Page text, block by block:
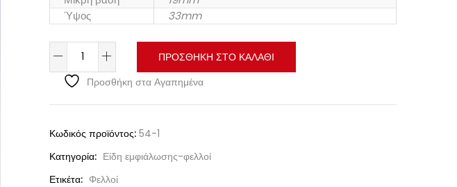
Ύψος
33mm
ΠΡΟΣΘΉΚΗ ΣΤΟ ΚΑΛΆΘΙ
Προσθήκη στα Αγαπημένα
Κωδικός προϊόντος: 54-1
Κατηγορία: Είδη εμφιάλωσης-φελλοί
Ετικέτα: Φελλοί